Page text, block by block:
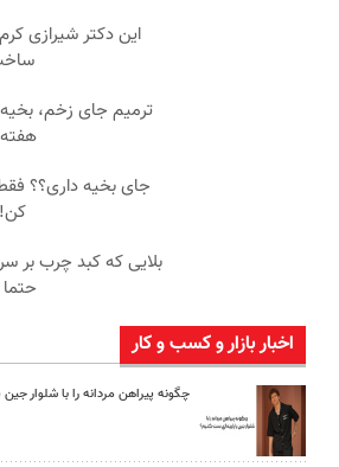
این دکتر شیرازی
بلایی که کبد چرب بر
اخبار بازار و کسب و کار
چگونه پیراهن مردانه را با شلوار